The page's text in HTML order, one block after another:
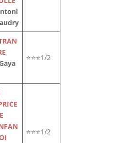
⭐⭐⭐1/2
⭐⭐⭐1/2